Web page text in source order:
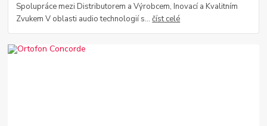
Spolupráce mezi Distributorem a Výrobcem, Inovací a Kvalitním
Zvukem V oblasti audio technologií s...číst celé